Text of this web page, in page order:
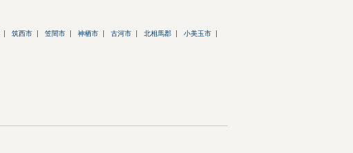
筑西市 笠間市 神栖市 古河市 北相馬郡 小美玉市